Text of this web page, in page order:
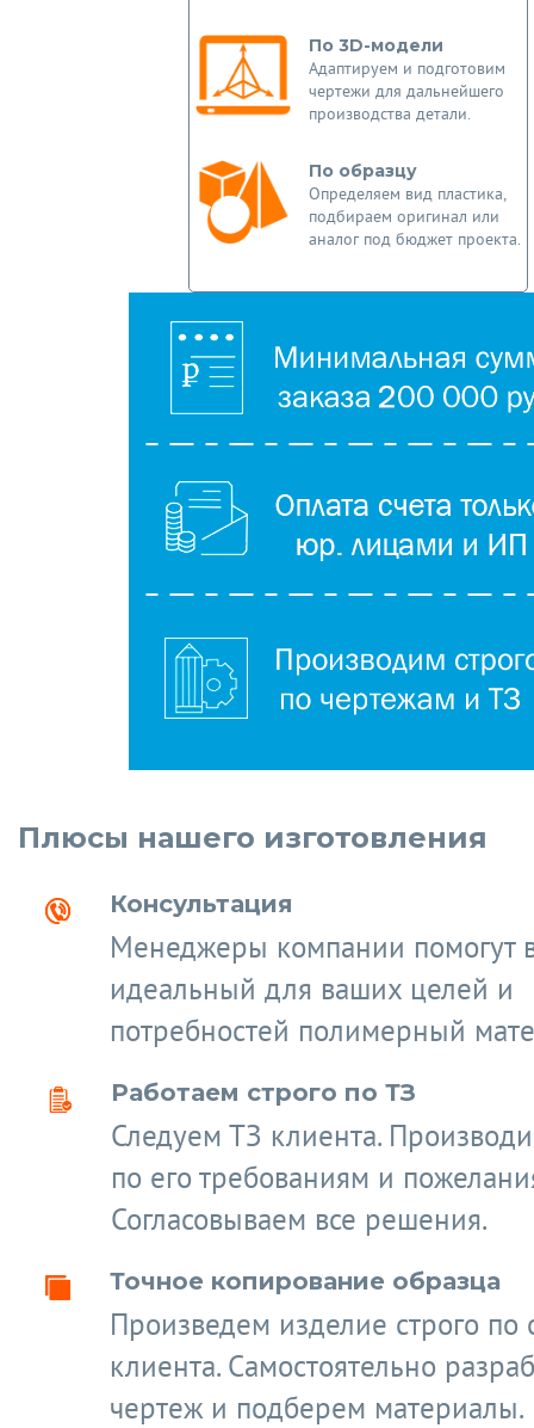
По 3D-модели
Адаптируем и подготовим
чертежи для дальнейшего
производства детали.
По образцу
Определяем вид пластика,
подбираем оригинал или
аналог под бюджет проекта.
Плюсы нашего изготовления
Консультация
Менеджеры компании помогут
идеальный для ваших целей и
потребностей полимерный
Работаем строго по ТЗ
Следуем ТЗ клиента.
по его требованиям и
Согласовываем все решения.
Точное копирование образца
Произведем изделие строго по
клиента. Самостоятельно
чертеж и подберем материалы.